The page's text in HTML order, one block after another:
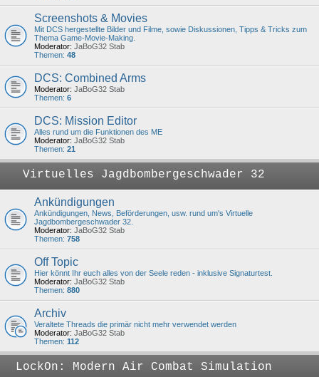
Screenshots & Movies
Mit DCS hergestellte Bilder und Filme, sowie Diskussionen, Tipps & Tricks zum
Thema Game-Movie-Making.
Moderator: JaBoG32 Stab
Themen: 48
DCS: Combined Arms
Moderator: JaBoG32 Stab
Themen: 6
DCS: Mission Editor
Alles rund um die Funktionen des ME
Moderator: JaBoG32 Stab
Themen: 21
Virtuelles Jagdbombergeschwader 32
Ankündigungen
Ankündigungen, News, Beförderungen, usw. rund um's Virtuelle
Jagdbombergeschwader 32.
Moderator: JaBoG32 Stab
Themen: 758
Off Topic
Hier könnt Ihr euch alles von der Seele reden - inklusive Signaturtest.
Moderator: JaBoG32 Stab
Themen: 880
Archiv
Veraltete Threads die primär nicht mehr verwendet werden
Moderator: JaBoG32 Stab
Themen: 112
LockOn: Modern Air Combat Simulation